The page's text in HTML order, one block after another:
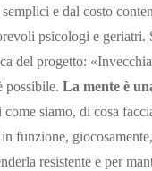
e dal costo
psicologi e geriatri.
del progetto:
possibile. La mente è
come siamo, di cosa
funzione,
resistente e per